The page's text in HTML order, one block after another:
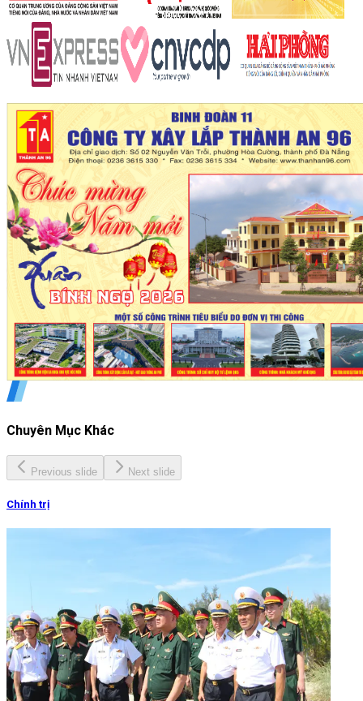
Chuyên Mục Khác
Previous slide Next slide
Chính trị